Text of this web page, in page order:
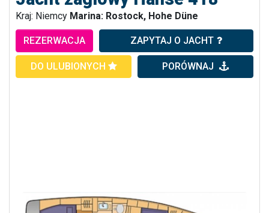
Kraj: Niemcy Marina: Rostock, Hohe Düne
REZERWACJA ZAPYTAJ O JACHT
DO ULUBIONYCH PORÓWNAJ